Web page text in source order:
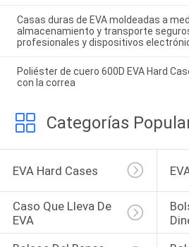
Casas duras de EVA moldeadas a
almacenamiento y transporte
profesionales y dispositivos
Poliéster de cuero 600D EVA Hard
con la correa
Categorías
EVA Hard Cases
Caso Que Lleva De
EVA